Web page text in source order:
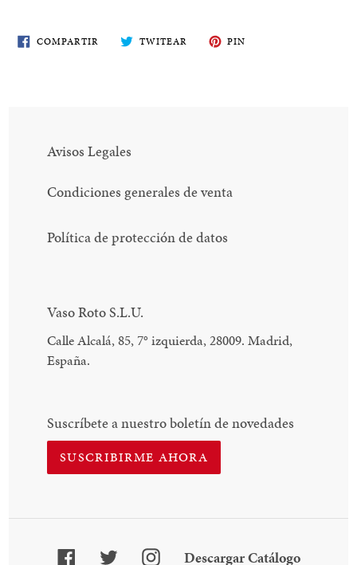
COMPARTIR COMPARTE
EN
TWITEAR TWITEA
EN
PIN
Avisos Legales
Condiciones generales de venta
Política de protección de datos
Vaso Roto S.L.U.
Calle Alcalá, 85, 7° izquierda, 28009. Madrid,
España.
Suscríbete a nuestro boletín de novedades
SUSCRIBIRME AHORA
FacebookTwitterInstagram
Descargar Catálogo